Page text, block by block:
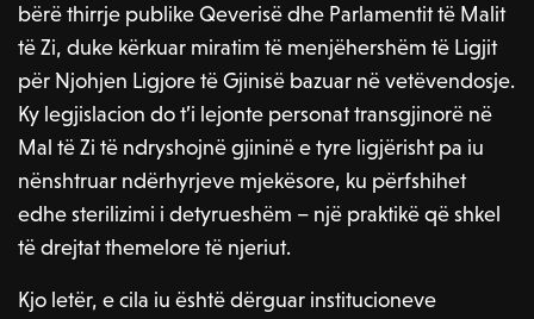
bërë thirrje publike Qeverisë dhe Parlamentit të Malit
të Zi, duke kërkuar miratim të menjëhershëm të Ligjit
për Njohjen Ligjore të Gjinisë bazuar në vetëvendosje.
Ky legjislacion do t’i lejonte personat transgjinorë në
Mal të Zi të ndryshojnë gjininë e tyre ligjërisht pa iu
nënshtruar ndërhyrjeve mjekësore, ku përfshihet
edhe sterilizimi i detyrueshëm – një praktikë që shkel
të drejtat themelore të njeriut.
Kjo letër, e cila iu është dërguar institucioneve